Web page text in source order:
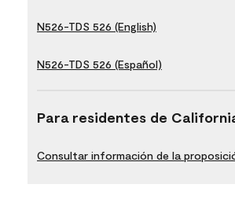
N526-TDS 526 (English)
N526-TDS 526 (Español)
Para residentes de
Consultar información de la